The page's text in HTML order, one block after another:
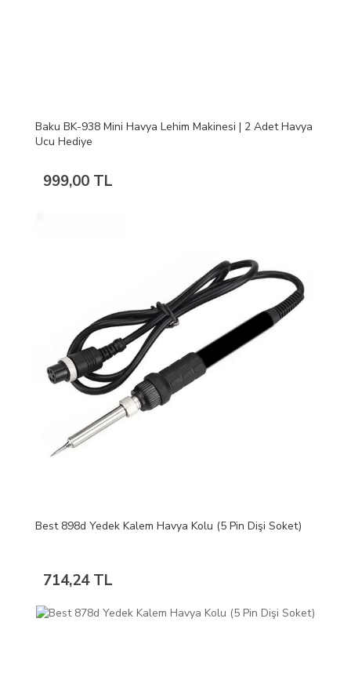
Baku BK-938 Mini Havya Lehim Makinesi | 2 Adet Havya
Ucu Hediye
999,00 TL
Best 898d Yedek Kalem Havya Kolu (5 Pin Dişi Soket)
714,24 TL